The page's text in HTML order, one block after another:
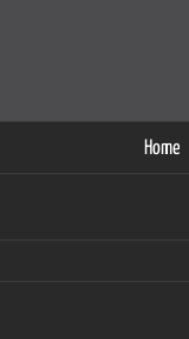
Home
Bereitstellung der